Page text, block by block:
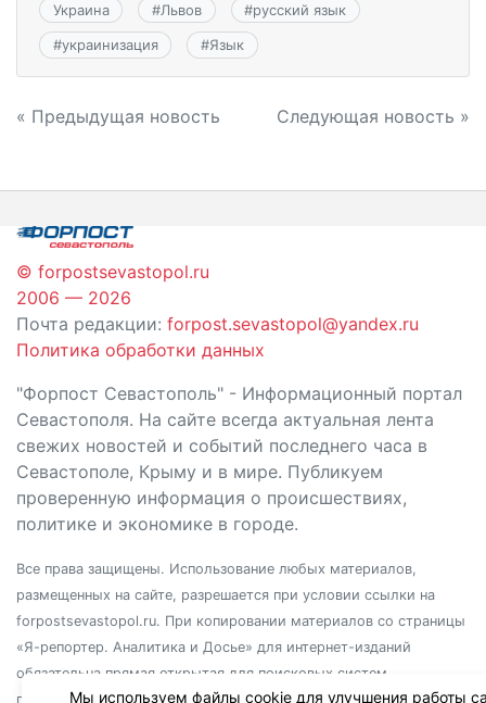
Украина #Львов #русский язык
#украинизация #Язык
Навигация
записям
« Предыдущая новость Следующая новость »
© forpostsevastopol.ru
2006 — 2026
Почта редакции: forpost.sevastopol@yandex.ru
Политика обработки данных
"Форпост Севастополь" - Информационный портал
Севастополя. На сайте всегда актуальная лента
свежих новостей и событий последнего часа в
Севастополе, Крыму и в мире. Публикуем
проверенную информация о происшествиях,
политике и экономике в городе.
Все права защищены. Использование любых материалов,
размещенных на сайте, разрешается при условии ссылки на
forpostsevastopol.ru. При копировании материалов со страницы
«Я-репортер. Аналитика и Досье» для интернет-изданий
обязательна прямая открытая для поисковых систем
гиперссылка. Независимо от полного или частичного
Мы используем файлы cookie для улучшения работы